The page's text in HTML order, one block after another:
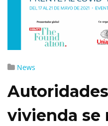
News
vivienda se